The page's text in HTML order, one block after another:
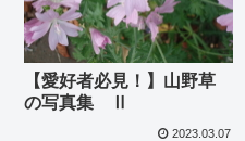
【愛好者必見！】山野草
の写真集 Ⅱ
2023.03.07